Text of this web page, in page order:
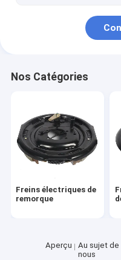
Sabots de frein de
Nos Catégories
Freins électriques de
remorque
Aperçu
Au sujet de
nous